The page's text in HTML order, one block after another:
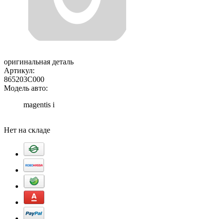
оригинальная деталь
Артикул:
865203C000
Модель авто:
magentis i
Нет на складе